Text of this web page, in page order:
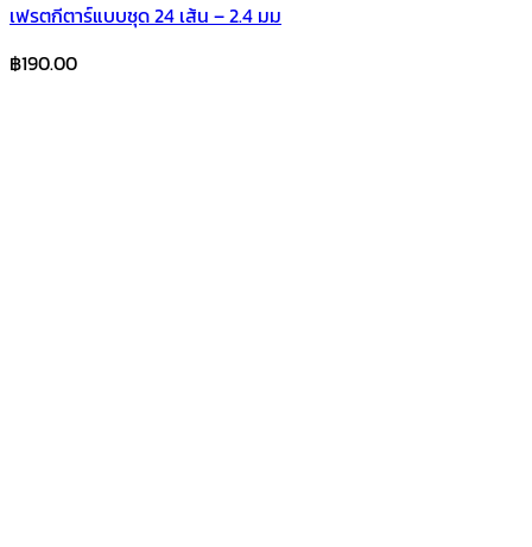
เฟรตกีตาร์แบบชุด 24 เส้น – 2.4 มม
฿190.00